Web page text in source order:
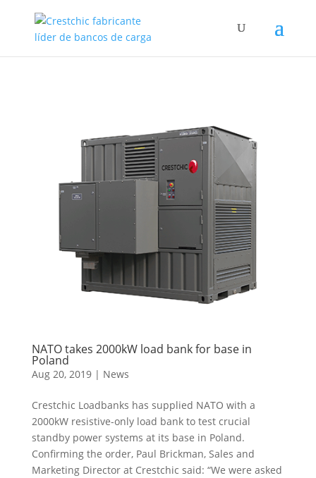
NATO takes 2000kW load bank for base in
Poland
Aug 20, 2019| News
Crestchic Loadbanks has supplied NATO with a
2000kW resistive-only load bank to test crucial
standby power systems at its base in Poland.
Confirming the order, Paul Brickman, Sales and
Marketing Director at Crestchic said: “We were asked